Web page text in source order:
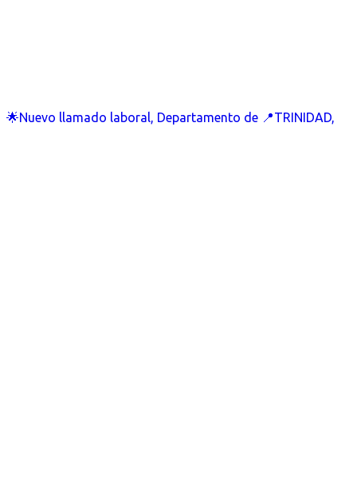
🌟Nuevo llamado laboral, Departamento de 📍TRINIDAD,